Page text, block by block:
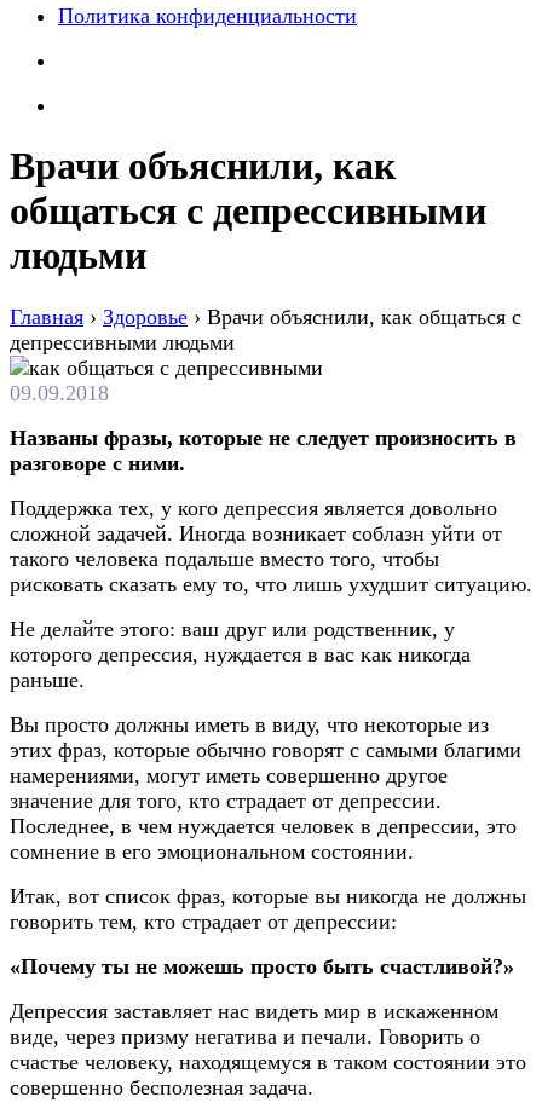
Политика конфиденциальности
Врачи объяснили, как
общаться с депрессивными
людьми
Главная › Здоровье › Врачи объяснили, как общаться с
депрессивными людьми
09.09.2018
Названы фразы, которые не следует произносить в
разговоре с ними.
Поддержка тех, у кого депрессия является довольно
сложной задачей. Иногда возникает соблазн уйти от
такого человека подальше вместо того, чтобы
рисковать сказать ему то, что лишь ухудшит ситуацию.
Не делайте этого: ваш друг или родственник, у
которого депрессия, нуждается в вас как никогда
раньше.
Вы просто должны иметь в виду, что некоторые из
этих фраз, которые обычно говорят с самыми благими
намерениями, могут иметь совершенно другое
значение для того, кто страдает от депрессии.
Последнее, в чем нуждается человек в депрессии, это
сомнение в его эмоциональном состоянии.
Итак, вот список фраз, которые вы никогда не должны
говорить тем, кто страдает от депрессии:
«Почему ты не можешь просто быть счастливой?»
Депрессия заставляет нас видеть мир в искаженном
виде, через призму негатива и печали. Говорить о
счастье человеку, находящемуся в таком состоянии это
совершенно бесполезная задача.